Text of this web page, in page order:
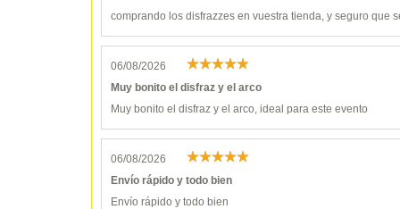
comprando los disfrazzes en vuestra tienda, y seguro que
06/08/2026
Muy bonito el disfraz y el arco
Muy bonito el disfraz y el arco, ideal para este evento
06/08/2026
Envío rápido y todo bien
Envío rápido y todo bien